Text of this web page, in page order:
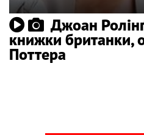
Джоан
книжки британки,
Поттера